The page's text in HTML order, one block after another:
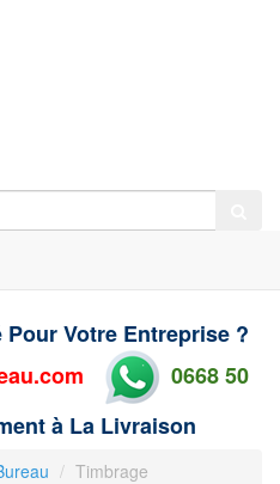
Votre Entreprise ?
0668 50
à La Livraison
Timbrage